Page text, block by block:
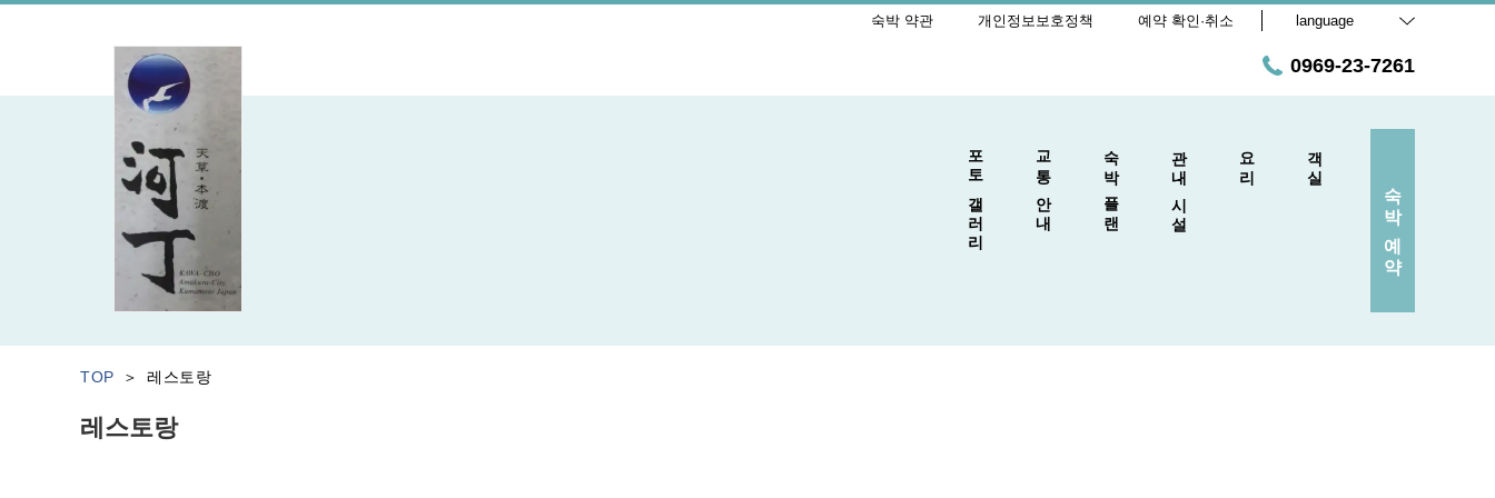
숙박 약관 개인정보보호정책 예약 확인·취소 language
0969-23-7261
객실
요리
관내·시설
숙박 플랜
교통 안내
포토 갤러리 숙박 예약
TOP 레스토랑
레스토랑